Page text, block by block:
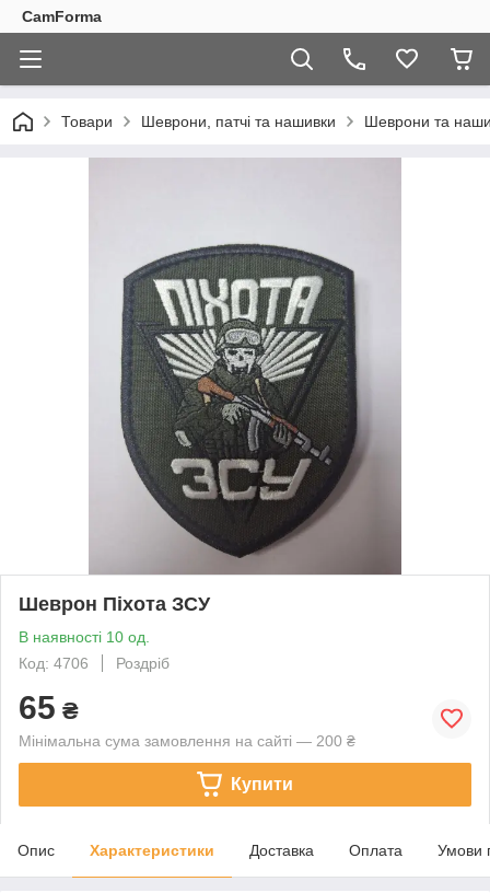
CamForma
Товари Шеврони, патчі та нашивки Шеврони та
Шеврон Піхота ЗСУ
В наявності 10 од.
Код: 4706
Роздріб
65 ₴
Мінімальна сума замовлення на сайті — 200 ₴
Купити
Опис Характеристики Доставка Оплата Умови